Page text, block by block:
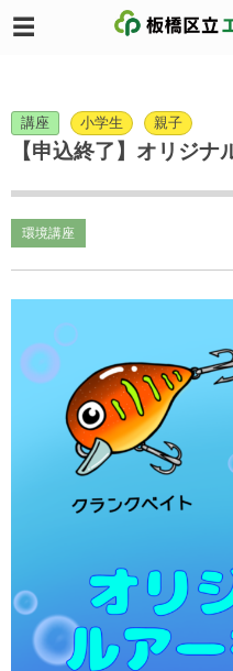
講座 小学生 親子
【申込終了】オリジナ
環境講座